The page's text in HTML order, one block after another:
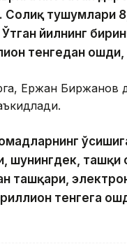
Солиқ тушумлари
йилнинг
тенгедан
Ержан Биржанов
шунингдек, ташқи
ташқари,
тенгега